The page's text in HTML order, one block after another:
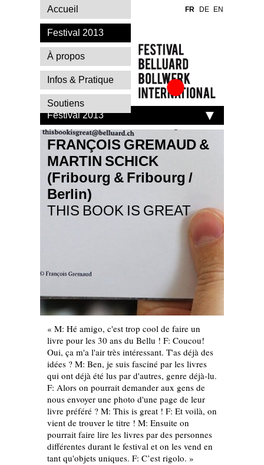
Festival Belluard
International
Festival 2013
FRANÇOIS GREMAUD &
MARTIN SCHICK
(Fribourg & Fribourg /
Berlin)
THIS BOOK IS GREAT
« M: Hé amigo, c'est trop cool de faire un
livre pour les 30 ans du Bellu ! F: Coucou!
Oui, ça m'a l'air très intéressant. T'as déjà des
idées ? M: Ben, je suis fasciné par les livres
qui ont déjà été lus par d'autres, genre déjà-lu.
F: Alors on pourrait demander aux gens de
nous envoyer une photo d'une page de leur
livre préféré ? M: This is great ! F: Et voilà, on
vient de trouver le titre ! M: Ensuite on
pourrait faire lire les livres par des personnes
différentes durant le festival et on les vend en
tant qu'objets uniques. F: C’est rigolo. »
Accueil
Festival 2013
À propos
Infos & Pratique
Soutiens
FR DE EN